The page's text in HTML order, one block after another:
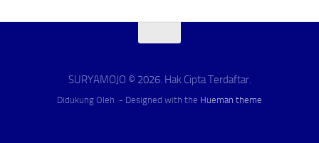
SURYAMOJO © 2026. Hak Cipta Terdaftar.
Didukung Oleh - Designed with the Hueman theme